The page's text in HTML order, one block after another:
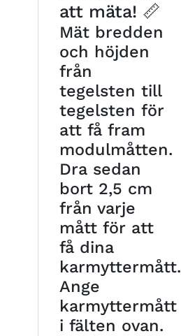
att mäta! 📏
Mät bredden
och höjden
från
tegelsten till
tegelsten för
att få fram
modulmåtten.
Dra sedan
bort 2,5 cm
från varje
mått för att
få dina
karmyttermått.
Ange
karmyttermått
i fälten ovan.